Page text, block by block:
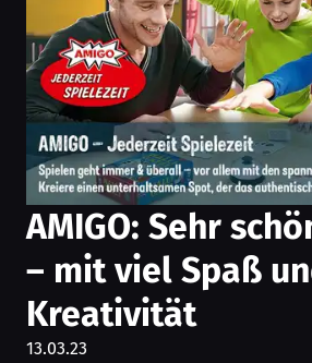
AMIGO: Sehr
– mit viel Spaß
Kreativität
13.03.23